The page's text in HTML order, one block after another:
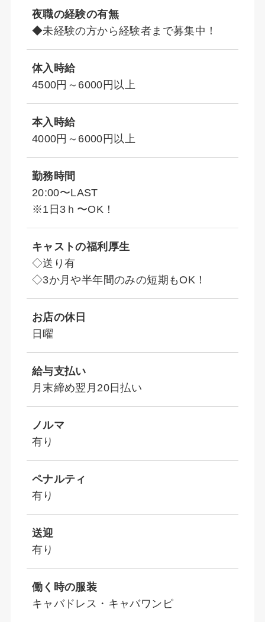
夜職の経験の有無
◆未経験の方から経験者まで募集中！
体入時給
4500円～6000円以上
本入時給
4000円～6000円以上
勤務時間
20:00〜LAST
※1日3ｈ〜OK！
キャストの福利厚生
◇送り有
◇3か月や半年間のみの短期もOK！
お店の休日
日曜
給与支払い
月末締め翌月20日払い
ノルマ
有り
ペナルティ
有り
送迎
有り
働く時の服装
キャバドレス・キャバワンピ